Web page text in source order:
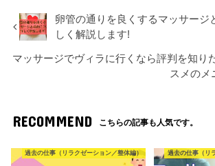
卵管の通りを良くするマッサージ
しく解説します!
マッサージでヴィラに行くなら評判を知り
スメのメ
RECOMMEND こちらの記事も人気です。
過去の仕事（リラクゼーション／整体編） 過去の仕事（リ